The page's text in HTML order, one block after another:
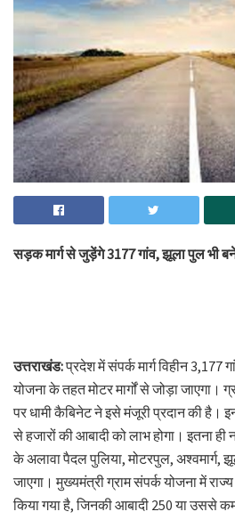
सड़क मार्ग से जुड़ेंगे 3177 गांव, झूला पुल भी
उत्तराखंड:प्रदेश में संपर्क मार्ग विहीन 3,177
योजना के तहत मोटर मार्गों से जोड़ा जाएगा।
पर धामी कैबिनेट ने इसे मंजूरी प्रदान की है।
से हजारों की आबादी को लाभ होगा। इतना ही
के अलावा पैदल पुलिया, मोटरपुल, अश्वमार्ग,
जाएगा। मुख्यमंत्री ग्राम संपर्क योजना में
किया गया है, जिनकी आबादी 250 या उससे